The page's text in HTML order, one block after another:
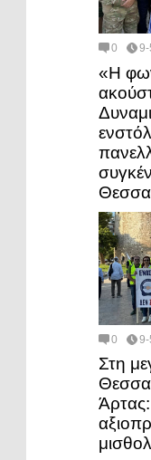
0 9-
«Η
0 9-
Στη